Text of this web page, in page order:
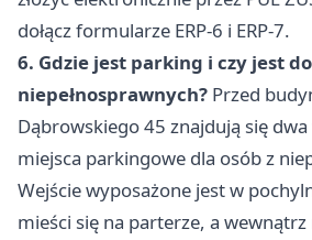
dołącz formularze ERP-6 i ERP-7.
6. Gdzie jest parking i czy jest
niepełnosprawnych? Przed
Dąbrowskiego 45 znajdują się
miejsca parkingowe dla osób z
Wejście wyposażone jest w
mieści się na parterze, a